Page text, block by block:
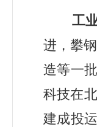
工
进，攀
造等一
科技在
建成投